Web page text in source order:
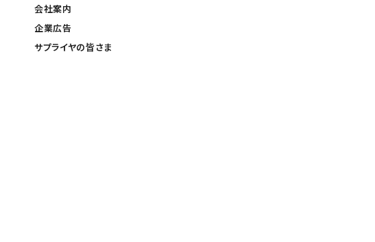
会社案内
企業広告
サプライヤの皆さま